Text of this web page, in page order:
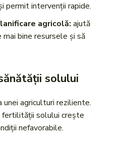
permit intervenții rapide.
agricolă: ajută
bine resursele și să
solului
agriculturi reziliente.
fertilității solului crește
nefavorabile.